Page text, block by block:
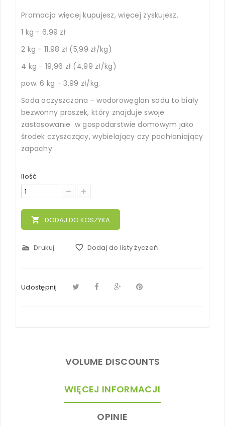
Promocja więcej kupujesz, więcej zyskujesz.
1 kg - 6,99 zł
2 kg - 11,98 zł (5,99 zł/kg)
4 kg - 19,96 zł (4,99 zł/kg)
pow. 6 kg - 3,99 zł/kg.
Soda oczyszczona - wodorowęglan sodu to biały
bezwonny proszek, który znajduje swoje
zastosowanie w gospodarstwie domowym jako
środek czyszczący, wybielający czy pochłaniający
zapachy.
Ilość
local_grocery_store DODAJ DO KOSZYKA
scanner Drukuj favorite_border Dodaj do listy życzeń
Udostępnij
VOLUME DISCOUNTS
WIĘCEJ INFORMACJI
OPINIE